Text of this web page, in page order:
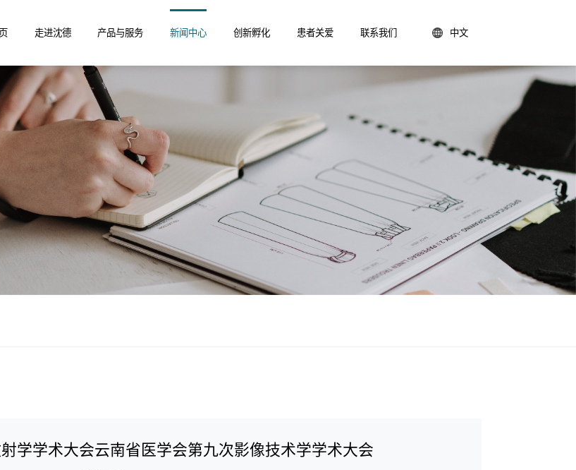
走进沈德 产品与服务 新闻中心 创新孵化 患者关爱 联系我们 中文
学学术大会云南省医学会第九次影像技术学学术大会